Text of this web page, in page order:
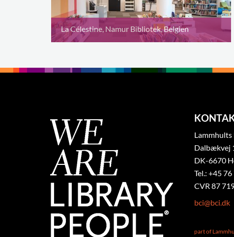
La Célestine, Namur Bibliotek, Belgien
Dalbækvej
DK-6670
Tel.: +45
CVR 87
bci@bci.dk
part of